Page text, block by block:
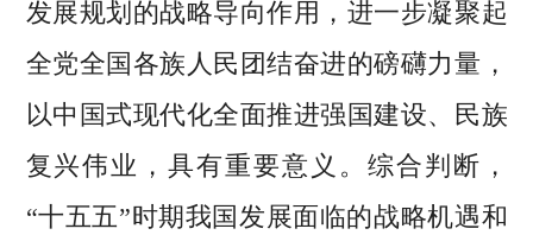
发展规划的战略导向作用，进一步凝聚起
全党全国各族人民团结奋进的磅礴力量，
以中国式现代化全面推进强国建设、民族
复兴伟业，具有重要意义。综合判断，
“十五五”时期我国发展面临的战略机遇和